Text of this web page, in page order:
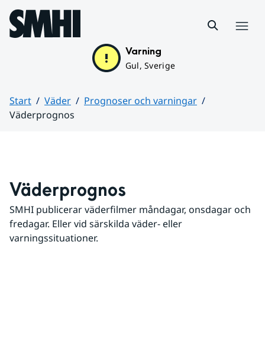
Hoppa till sidans innehåll
Varning
Gul, Sverige
Start Väder
Prognoser och varningar
Väderprognos
Väderprognos
SMHI publicerar väderfilmer måndagar, onsdagar och
fredagar. Eller vid särskilda väder- eller
varningssituationer.